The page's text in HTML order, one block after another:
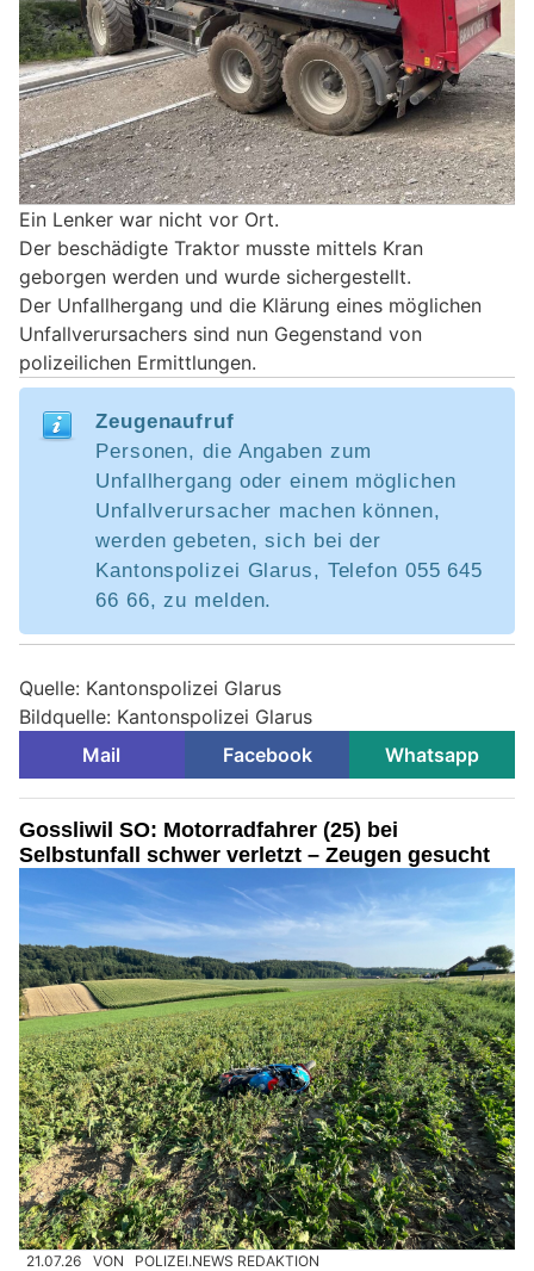
Ein Lenker war nicht vor Ort.
Der beschädigte Traktor musste mittels Kran
geborgen werden und wurde sichergestellt.
Der Unfallhergang und die Klärung eines möglichen
Unfallverursachers sind nun Gegenstand von
polizeilichen Ermittlungen.
Zeugenaufruf
Personen, die Angaben zum
Unfallhergang oder einem möglichen
Unfallverursacher machen können,
werden gebeten, sich bei der
Kantonspolizei Glarus, Telefon 055 645
66 66, zu melden.
Quelle: Kantonspolizei Glarus
Bildquelle: Kantonspolizei Glarus
Mail
Facebook Whatsapp
Gossliwil SO: Motorradfahrer (25) bei
Selbstunfall schwer verletzt – Zeugen gesucht
21.07.26 VON POLIZEI.NEWS REDAKTION